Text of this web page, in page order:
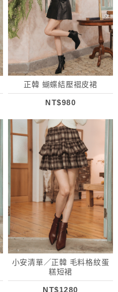
正韓 蝴蝶結壓褶皮裙
NT$980
小安清單／正韓 毛料格紋蛋
糕短裙
NT$1280